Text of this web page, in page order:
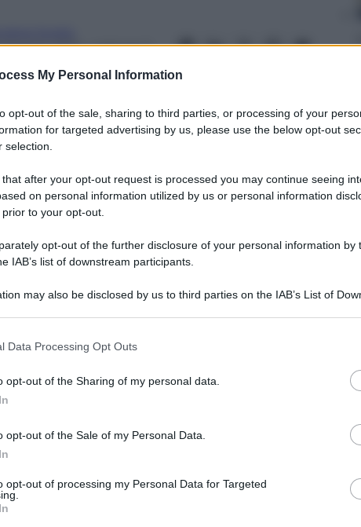
My Personal Information
opt-out of the sale, sharing to third parties, or processing of your
for targeted advertising by us, please use the below opt-out
selection.
that after your opt-out request is processed you may continue seeing
on personal information utilized by us or personal information
to your opt-out.
opt-out of the further disclosure of your personal information by
IAB’s list of downstream participants.
may also be disclosed by us to third parties on the IAB’s List of
including but not limited to your visit or usage behaviour. You may click to
to Google and its third-party tags to use your data for below specified
consent section.
Data Processing Opt Outs
opt-out of the Sharing of my personal data.
opt-out of the Sale of my Personal Data.
opt-out of processing my Personal Data for Targeted
Maggio 2013– Lettura: 2
preferite
ha letto in trasmissione, ed attribuite